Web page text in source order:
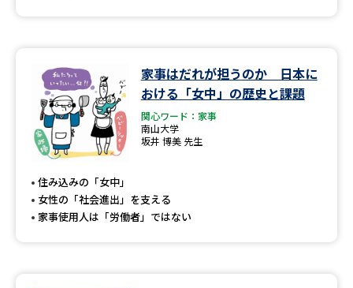
データサイエンス特集 奨学金・特待生制度特集
デジタルパンフレット
（高3生用）
SELFBRAND特集ページ
家事はだれが担うのか 日本に
おける「女中」の歴史と課題
関心ワード：家事
南山大学
坂井 博美 先生
住み込みの「女中」
女性の「社会進出」を支える
家事使用人は「労働者」ではない